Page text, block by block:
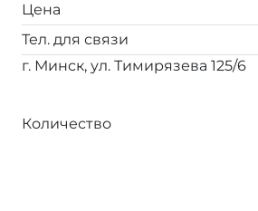
Цена
Тел. для связи
г. Минск, ул. Тимирязева 125/6
Количество